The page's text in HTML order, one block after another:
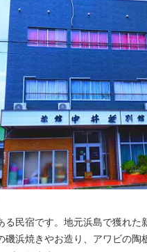
る民宿です。地元浜島で獲れた
磯浜焼きやお造り、アワビの陶